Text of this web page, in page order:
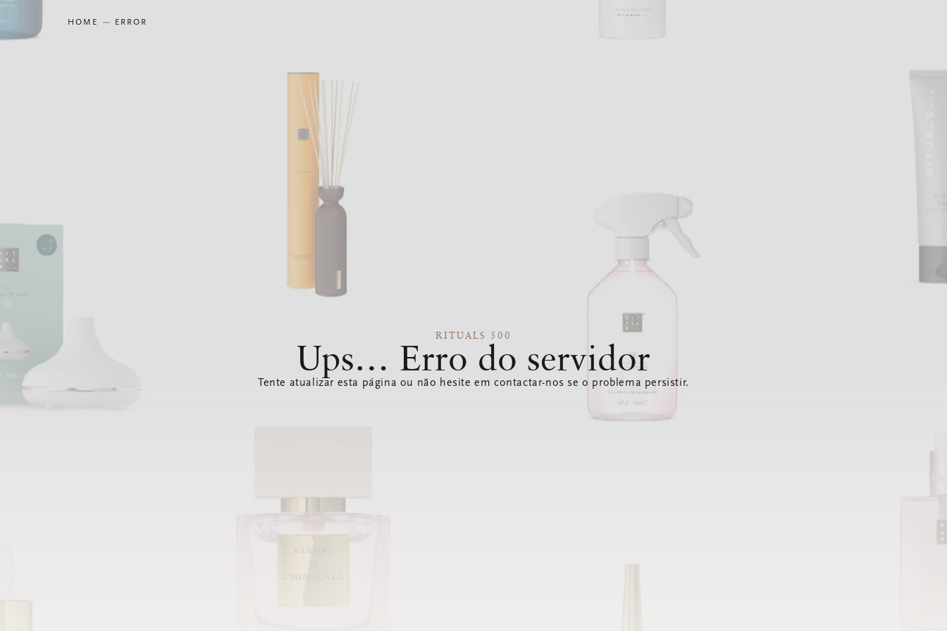
HOME ERROR
RITUALS 500
Ups… Erro do servidor
Tente atualizar esta página ou não hesite em contactar-nos se o problema persistir.